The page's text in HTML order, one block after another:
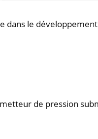
dans le
de pression